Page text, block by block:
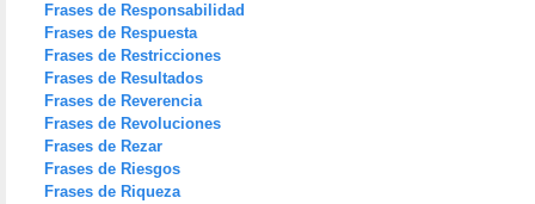
Frases de Responsabilidad
Frases de Respuesta
Frases de Restricciones
Frases de Resultados
Frases de Reverencia
Frases de Revoluciones
Frases de Rezar
Frases de Riesgos
Frases de Riqueza